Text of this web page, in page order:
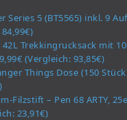
Series 5 (BT5565) inkl. 9
Trekkingrucksack mit
(Vergleich: 93,85€)
Things Dose (150
Filzstift – Pen 68 ARTY,
23,91€)